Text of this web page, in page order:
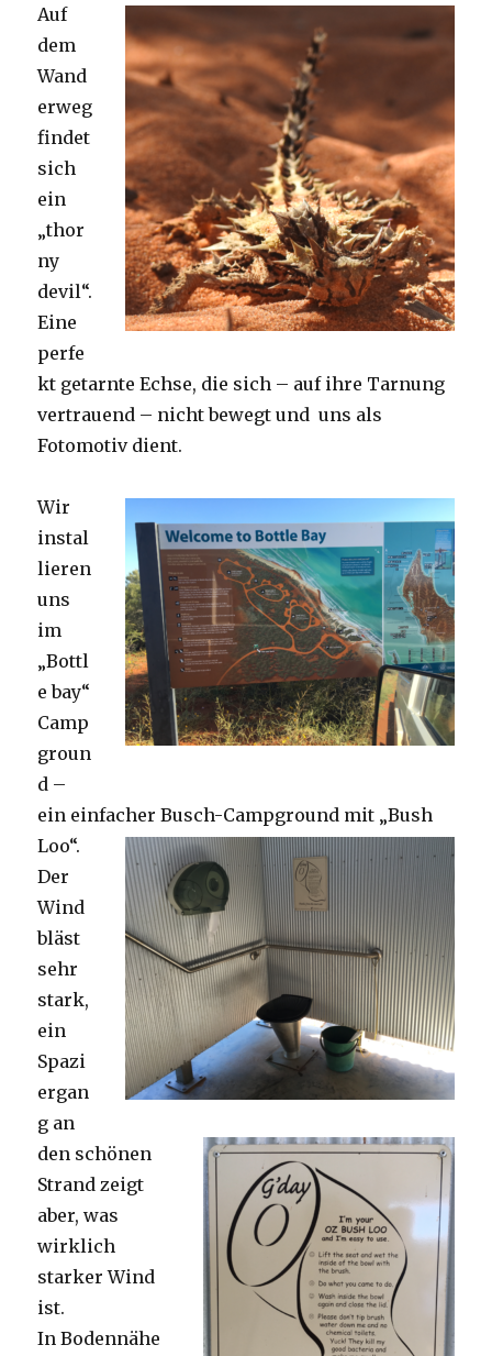
Auf
dem
Wand
erweg
findet
sich
ein
„thor
ny
devil“.
Eine
perfe
kt getarnte Echse, die sich – auf ihre Tarnung
vertrauend – nicht bewegt und uns als
Fotomotiv dient.
Wir
instal
lieren
uns
im
„Bottl
e bay“
Camp
groun
d –
ein einfacher Busch-Campground mit „Bush
Loo“.
Der
Wind
bläst
sehr
stark,
ein
Spazi
ergan
g an
den schönen
Strand zeigt
aber, was
wirklich
starker Wind
ist.
In Bodennähe